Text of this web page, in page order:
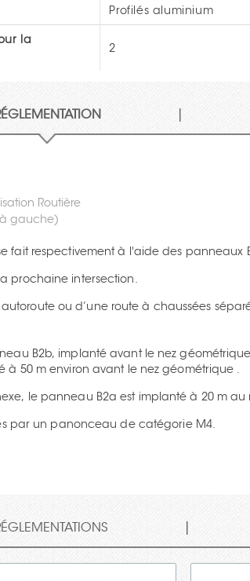
Profilés aluminium
la
2
Routière
gauche)
fait respectivement à l'aide des panneaux
prochaine intersection.
ou d’une route à chaussées
B2b, implanté avant le nez
à 50 m environ avant le nez géométrique .
le panneau B2a est implanté à 20 m
par un panonceau de catégorie M4.